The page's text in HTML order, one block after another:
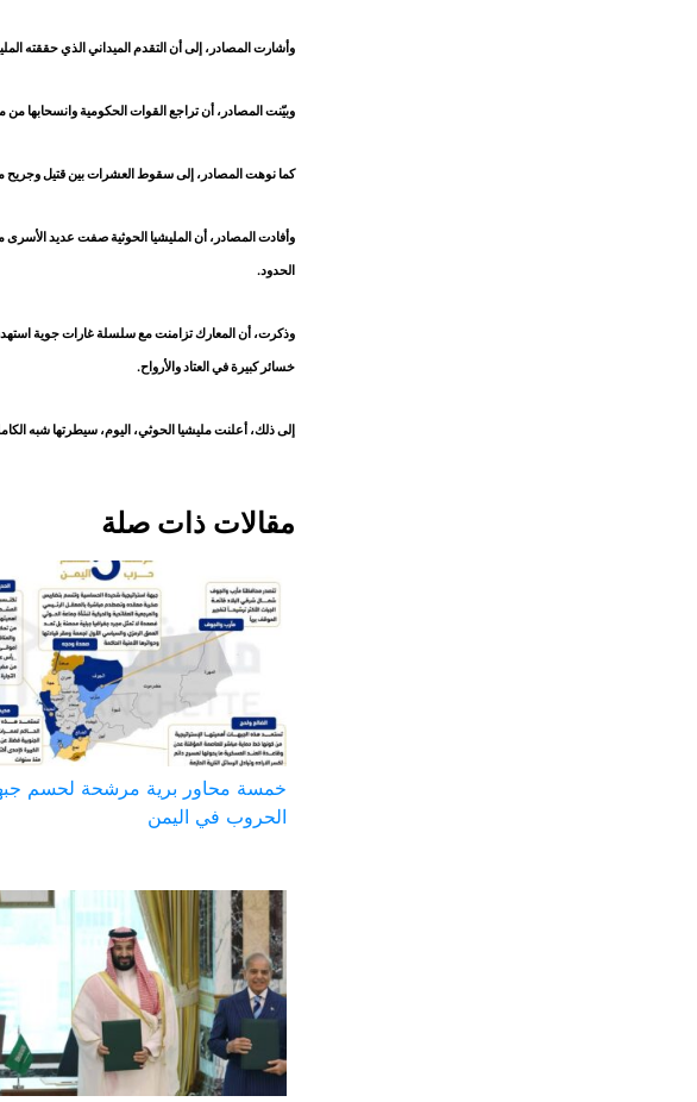
وأشارت المصادر، إلى أن التقدم الميداني الذي حققته
وبيّنت المصادر، أن تراجع القوات الحكومية وانسحابها من
كما نوهت المصادر، إلى سقوط العشرات بين قتيل وجريح
وأفادت المصادر، أن المليشيا الحوثية صفت عديد
الحدود.
وذكرت، أن المعارك تزامنت مع سلسلة غارات جوية
خسائر كبيرة في العتاد والأرواح.
إلى ذلك، أعلنت مليشيا الحوثي، اليوم، سيطرتها شبه
مقالات ذات صلة
خمسة محاور برية مرشحة لحسم
الحروب في اليمن